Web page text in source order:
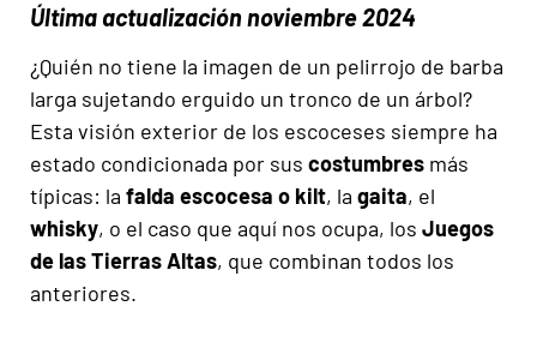
Última actualización noviembre 2024
¿Quién no tiene la imagen de un pelirrojo de barba
larga sujetando erguido un tronco de un árbol?
Esta visión exterior de los escoceses siempre ha
estado condicionada por sus costumbres más
típicas: la falda escocesa o kilt, la gaita, el
whisky, o el caso que aquí nos ocupa, los Juegos
de las Tierras Altas, que combinan todos los
anteriores.